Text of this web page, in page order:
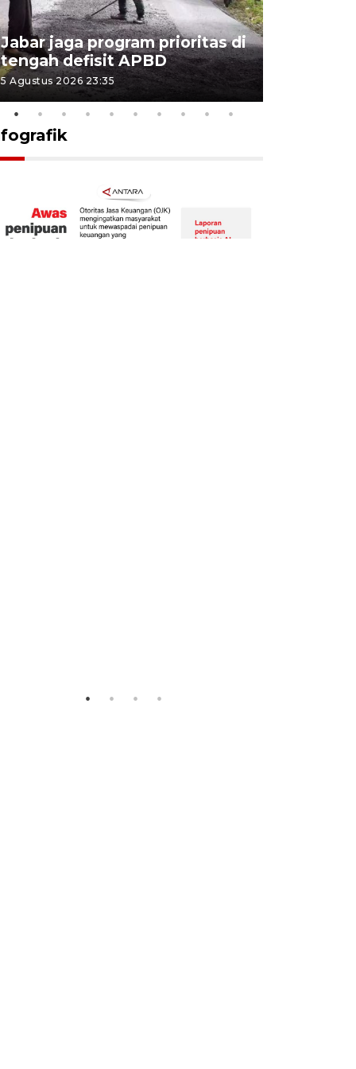
Jabar jaga program prioritas di
tengah defisit APBD
5 Agustus 2026 23:35